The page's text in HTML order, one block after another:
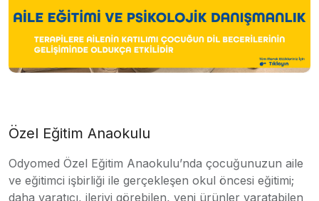
Özel Eğitim Anaokulu
Odyomed Özel Eğitim Anaokulu’nda çocuğunuzun aile
ve eğitimci işbirliği ile gerçekleşen okul öncesi eğitimi;
daha yaratıcı, ileriyi görebilen, yeni ürünler yaratabilen